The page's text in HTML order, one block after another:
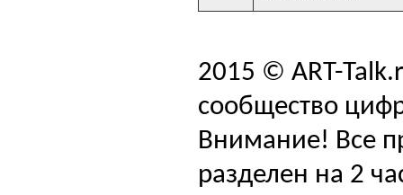
2015 © ART-
сообщество
Внимание! Все
разделен на 2